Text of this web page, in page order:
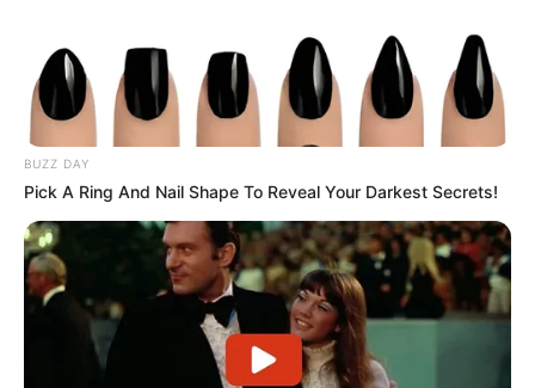
BUZZ DAY
Pick A Ring And Nail Shape To Reveal Your Darkest Secrets!